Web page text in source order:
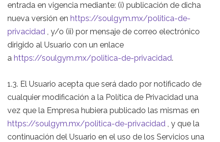
entrada en vigencia mediante: (i) publicación de dicha
nueva versión en https://soulgym.mx/politica-de-
privacidad , y/o (ii) por mensaje de correo electrónico
dirigido al Usuario con un enlace
a https://soulgym.mx/politica-de-privacidad.
1.3. El Usuario acepta que será dado por notificado de
cualquier modificación a la Política de Privacidad una
vez que la Empresa hubiera publicado las mismas en
https://soulgym.mx/politica-de-privacidad , y que la
continuación del Usuario en el uso de los Servicios una